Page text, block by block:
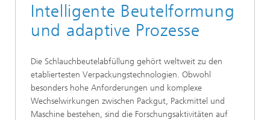
Intelligente Beutelformung
und adaptive Prozesse
Die Schlauchbeutelabfüllung gehört weltweit zu den
etabliertesten Verpackungstechnologien. Obwohl
besonders hohe Anforderungen und komplexe
Wechselwirkungen zwischen Packgut, Packmittel und
Maschine bestehen, sind die Forschungsaktivitäten auf